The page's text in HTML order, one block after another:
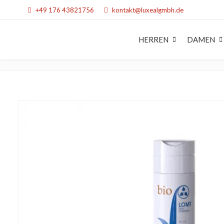
+49 176 43821756 kontakt@luxealgmbh.de
HERREN
Dauerwelle
Stylingcreme &
DAMEN